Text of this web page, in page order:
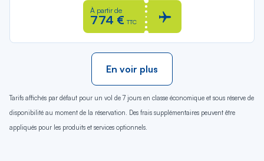
À partir de
774 € TTC
En voir plus
Tarifs affichés par défaut pour un vol de 7 jours en classe économique et sous réserve de
disponibilité au moment de la réservation. Des frais supplémentaires peuvent être
appliqués pour les produits et services optionnels.